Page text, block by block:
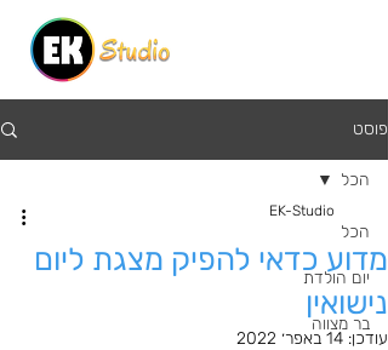
פוסט
הכל
יום הולדת
בר מצווה
הכל
מדוע כדאי להפיק מצגת ליום
נישואין
EK-Studio
עודכן: 14 באפר׳ 2022